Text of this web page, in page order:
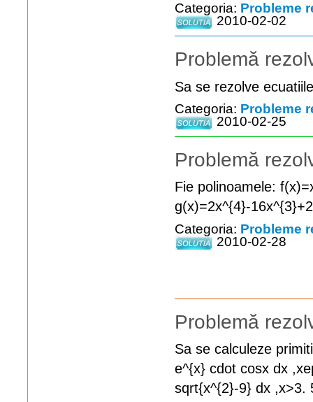
Categoria: Probleme
2010-02-02
Problemă
Sa se rezolve
Categoria: Probleme
2010-02-25
Problemă
Fie polinoamele:
g(x)=2x^{4}-
Categoria: Probleme
2010-02-28
Problemă
Sa se calculeze
e^{x} cdot cosx dx
sqrt{x^{2}-9} dx ,x>3.